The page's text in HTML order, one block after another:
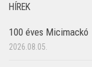
HÍREK
100 éves Micimackó
2026.08.05.